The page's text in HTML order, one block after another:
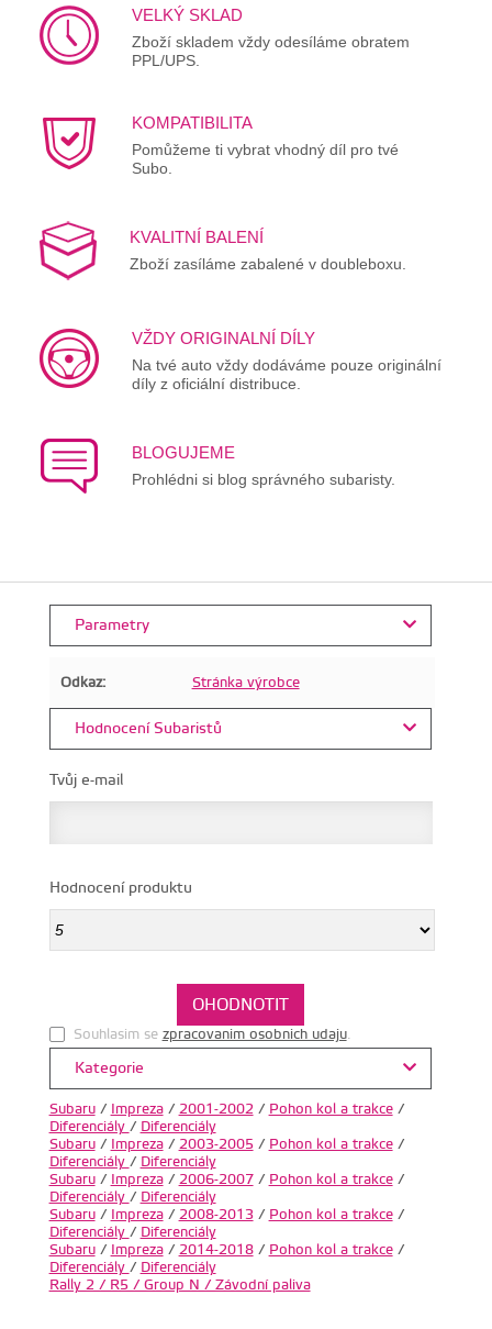
VELKÝ SKLAD
Zboží skladem vždy odesíláme obratem
PPL/UPS.
KOMPATIBILITA
Pomůžeme ti vybrat vhodný díl pro tvé
Subo.
KVALITNÍ BALENÍ
Zboží zasíláme zabalené v doubleboxu.
VŽDY ORIGINALNÍ DÍLY
Na tvé auto vždy dodáváme pouze originální
díly z oficiální distribuce.
BLOGUJEME
Prohlédni si blog správného subaristy.
Parametry
Odkaz: Stránka výrobce
Hodnocení Subaristů
Tvůj e-mail
Hodnocení produktu
Souhlasim se zpracovanim osobnich udaju.
Kategorie
Subaru/ Impreza/ 2001-2002 / Pohon kol a trakce/
Diferenciály / Diferenciály
Subaru/ Impreza/ 2003-2005/ Pohon kol a trakce/
Diferenciály / Diferenciály
Subaru/ Impreza/ 2006-2007/ Pohon kol a trakce/
Diferenciály / Diferenciály
Subaru/ Impreza/ 2008-2013/ Pohon kol a trakce/
Diferenciály / Diferenciály
Subaru/ Impreza/ 2014-2018/ Pohon kol a trakce/
Diferenciály / Diferenciály
Rally 2 / R5 / Group N / Závodní paliva